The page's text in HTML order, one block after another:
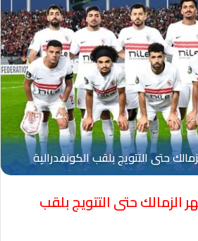
الزمالك حتى التتويج بلقب